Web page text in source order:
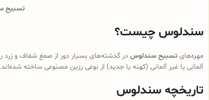
تسبیح
سندلوس چیست؟
مهره‌های تسبیح سندلوس در گذشته‌های بسیار دور از صمغ شفاف و زرد
آلمانی یا غیر آلمانی (کهنه یا جدید) از نوعی رزین مصنوعی ساخته شده‌اند.
تاریخچه سندلوس